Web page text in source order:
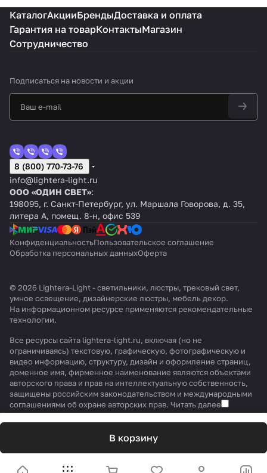
В корзину
КаталогАкцииБрендыДоставка и оплата
Гарантия на товарКонтактыМагазин
Сотрудничество
Подписаться на новости и акции
8 (800) 770-73-76
info@lightera-light.ru
ООО «ОДИН СВЕТ»:
198095, г. Санкт-Петербург, ул. Маршала Говорова, д. 35,
литера А, помещ. 8-н, офис 539
КонфиденциальностьПользовательское соглашение
Обработка персональных данныхОферта
© 2026 Lightera-Light - светильники, люстры, трековый свет,
умное освещение, дизайнерские люстры, мебель декор.
На информационном ресурсе применяются рекомендательные
технологии.
Все ресурсы сайта lightera-light.ru, включая (но не
ограничиваясь) текстовую, графическую, фотографическую и
видео информацию, структуру, дизайн и оформление страниц,
доменное имя, фирменное наименование являются объектами
авторского права и прав на интеллектуальную собственность,
защищены российским законодательством и международными
соглашениями об охране авторских прав. Читать далее